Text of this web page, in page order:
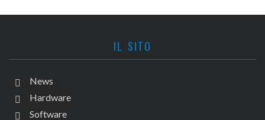
IL SITO
News
Hardware
Software